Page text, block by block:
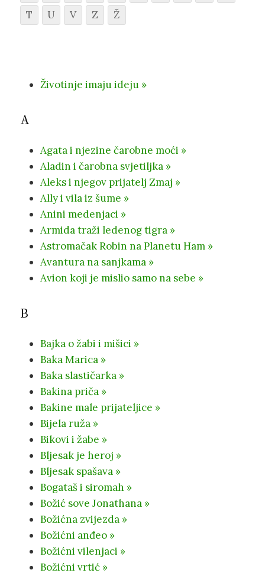
T
U V Z Ž
​​​​Životinje imaju ideju »
A
Agata i njezine čarobne moći »
Aladin i čarobna svjetiljka »
Aleks i njegov prijatelj Zmaj »
Ally i vila iz šume »
Anini medenjaci »
Armida traži ledenog tigra »
Astromačak Robin na Planetu Ham »
Avantura na sanjkama »
Avion koji je mislio samo na sebe »
B
Bajka o žabi i mišici »
Baka Marica »
Baka slastičarka »
Bakina priča »
Bakine male prijateljice »
Bijela ruža »
Bikovi i žabe »
Bljesak je heroj »
Bljesak spašava »
Bogataš i siromah »
Božić sove Jonathana »
Božićna zvijezda »
Božićni anđeo »
Božićni vilenjaci »
Božićni vrtić »